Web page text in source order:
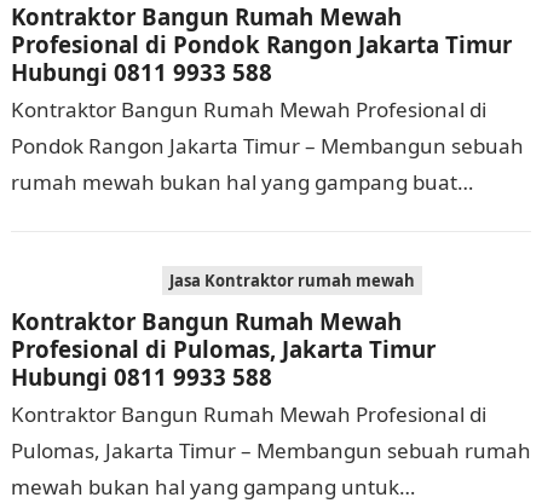
Kontraktor Bangun Rumah Mewah
Profesional di Pondok Rangon Jakarta Timur
Hubungi 0811 9933 588
Kontraktor Bangun Rumah Mewah Profesional di
Pondok Rangon Jakarta Timur – Membangun sebuah
rumah mewah bukan hal yang gampang buat
Jasa Kontraktor rumah mewah
Kontraktor Bangun Rumah Mewah
Profesional di Pulomas, Jakarta Timur
Hubungi 0811 9933 588
Kontraktor Bangun Rumah Mewah Profesional di
Pulomas, Jakarta Timur – Membangun sebuah rumah
mewah bukan hal yang gampang untuk